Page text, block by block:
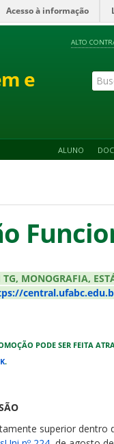
Acesso à informação
ALTO
e
ALUNO
MONOGRAFIA,
PODE SER FEITA
.
superior dentro